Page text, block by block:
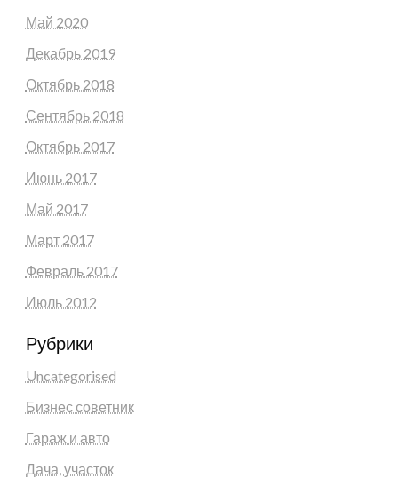
Май 2020
Декабрь 2019
Октябрь 2018
Сентябрь 2018
Октябрь 2017
Июнь 2017
Май 2017
Март 2017
Февраль 2017
Июль 2012
Рубрики
Uncategorised
Бизнес советник
Гараж и авто
Дача, участок